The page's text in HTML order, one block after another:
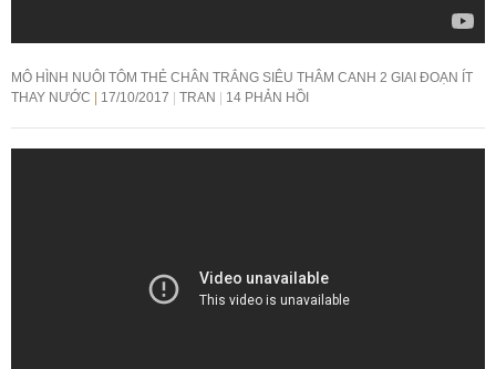
MÔ HÌNH NUÔI TÔM THẺ CHÂN TRẮNG SIÊU THÂM CANH 2 GIAI ĐOẠN ÍT
THAY NƯỚC
17/10/2017 TRAN 14 PHẢN HỒI